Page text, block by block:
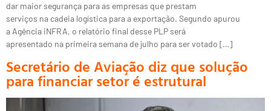
dar maior segurança para as empresas que prestam
serviços na cadeia logística para a exportação. Segundo apurou
a Agência iNFRA, o relatório final desse PLP será
apresentado na primeira semana de julho para ser votado […]
Secretário de Aviação diz que solução
para financiar setor é estrutural